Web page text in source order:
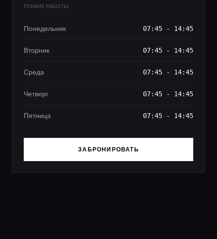
ГРАФИК РАБОТЫ
Понедельник 07:45 - 14:45
Вторник 07:45 - 14:45
Среда 07:45 - 14:45
Четверг 07:45 - 14:45
Пятница 07:45 - 14:45
ЗАБРОНИРОВАТЬ